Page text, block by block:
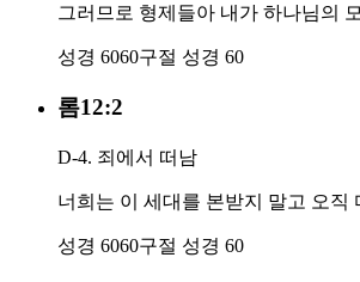
그러므로 형제들아 내가 하나님의
성경 6060구절 성경 60
롬12:2
D-4. 죄에서 떠남
너희는 이 세대를 본받지 말고 오
성경 6060구절 성경 60